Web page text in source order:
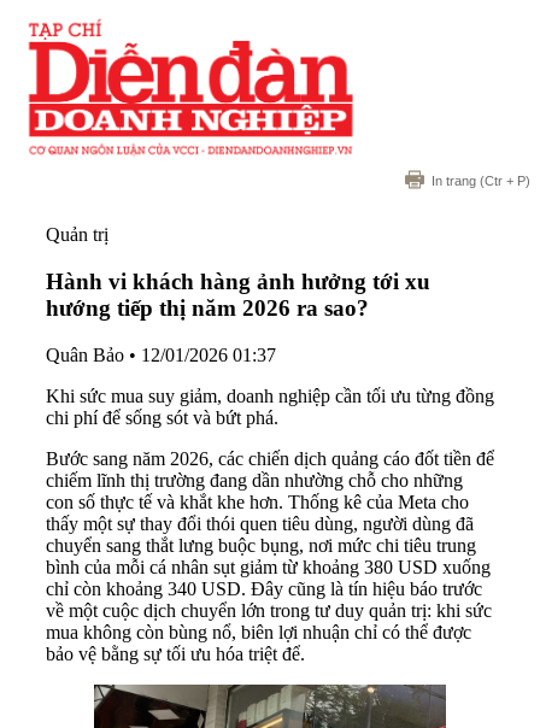
In trang (Ctr + P)
Quản trị
Hành vi khách hàng ảnh hưởng tới xu
hướng tiếp thị năm 2026 ra sao?
Quân Bảo • 12/01/2026 01:37
Khi sức mua suy giảm, doanh nghiệp cần tối ưu từng đồng
chi phí để sống sót và bứt phá.
Bước sang năm 2026, các chiến dịch quảng cáo đốt tiền để
chiếm lĩnh thị trường đang dần nhường chỗ cho những
con số thực tế và khắt khe hơn. Thống kê của Meta cho
thấy một sự thay đổi thói quen tiêu dùng, người dùng đã
chuyển sang thắt lưng buộc bụng, nơi mức chi tiêu trung
bình của mỗi cá nhân sụt giảm từ khoảng 380 USD xuống
chỉ còn khoảng 340 USD. Đây cũng là tín hiệu báo trước
về một cuộc dịch chuyển lớn trong tư duy quản trị: khi sức
mua không còn bùng nổ, biên lợi nhuận chỉ có thể được
bảo vệ bằng sự tối ưu hóa triệt để.